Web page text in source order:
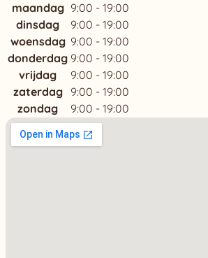
maandag 9:00 - 19:00
dinsdag
9:00 - 19:00
woensdag 9:00 - 19:00
donderdag 9:00 - 19:00
vrijdag
9:00 - 19:00
zaterdag
9:00 - 19:00
zondag
9:00 - 19:00